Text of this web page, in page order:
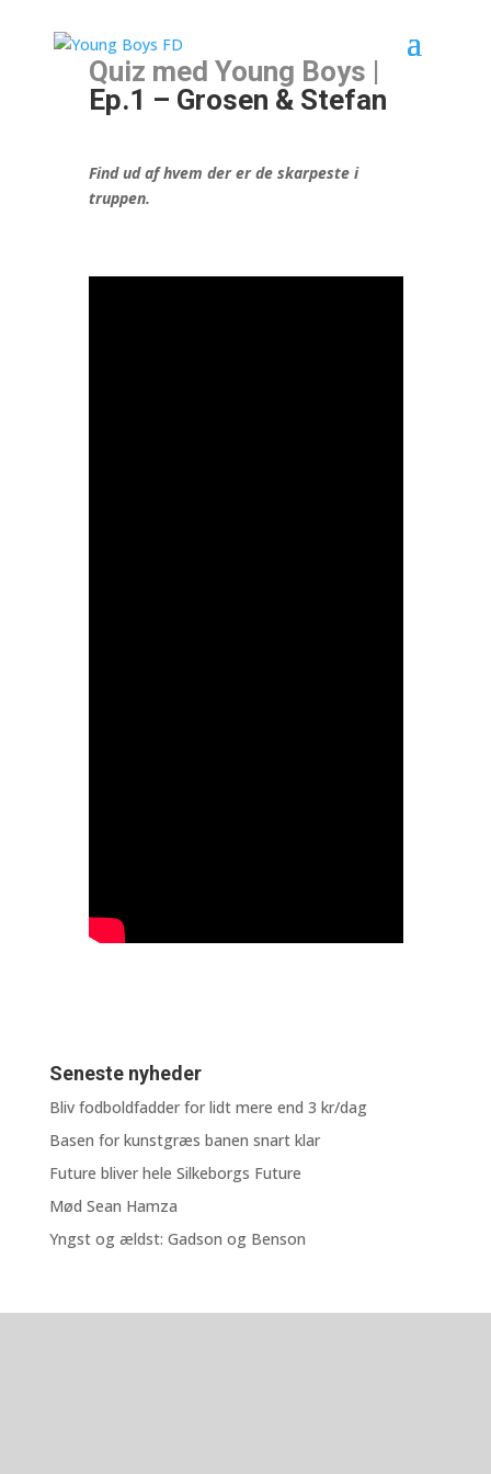
Quiz med Young Boys |
Ep.1 – Grosen & Stefan
Find ud af hvem der er de skarpeste i
truppen.
Seneste nyheder
Bliv fodboldfadder for lidt mere end 3 kr/dag
Basen for kunstgræs banen snart klar
Future bliver hele Silkeborgs Future
Mød Sean Hamza
Yngst og ældst: Gadson og Benson